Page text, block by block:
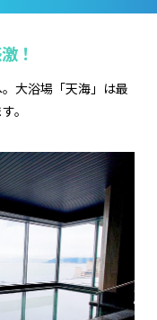
！
大浴場「天海」は最
。